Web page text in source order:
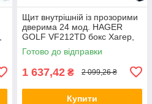
Щит внутрішній із прозорими
дверима 24 мод. HAGER
GOLF VF212TD бокс Хагер,
шафа розподільна для
автоматів
Готово до відправки
1 637,42 ₴ 2 099,26 ₴
Купити